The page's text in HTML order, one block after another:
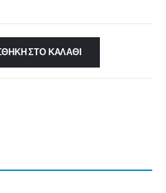
ΣΤΟ ΚΑΛΆΘΙ